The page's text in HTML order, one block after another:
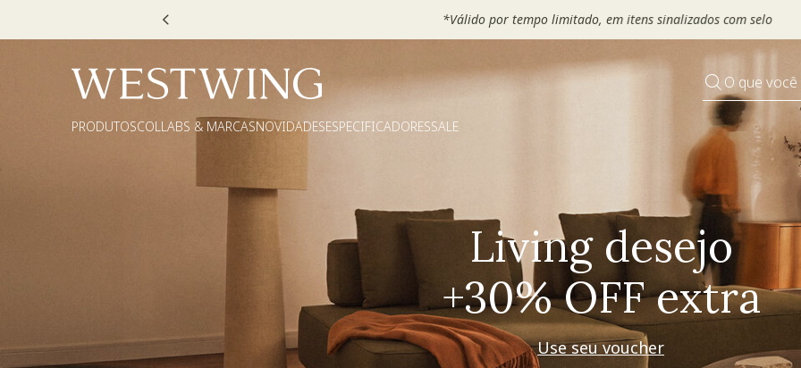
Escolha seu VOUCHER e ganhe até 30% OFF*: useMOVEL30, TEXTIL30 OU
O que
PRODUTOSCOLLABS & MARCASNOVIDADESESPECIFICADORESSALE
Pequenos rituais
Grandes mudanças
Decorar